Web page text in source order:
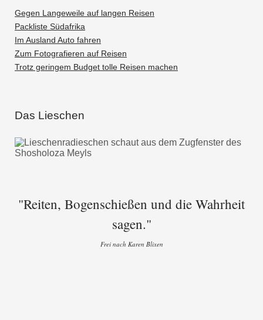
Gegen Langeweile auf langen Reisen
Packliste Südafrika
Im Ausland Auto fahren
Zum Fotografieren auf Reisen
Trotz geringem Budget tolle Reisen machen
Das Lieschen
"Reiten, Bogenschießen und die Wahrheit
sagen."
Frei nach Karen Blixen